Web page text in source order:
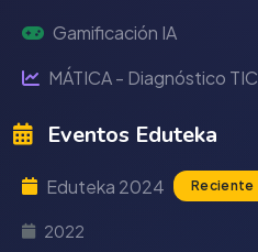
Gamificación IA
MÁTICA - Diagnóstico TIC
Eventos Eduteka
Eduteka 2024 Reciente
2022